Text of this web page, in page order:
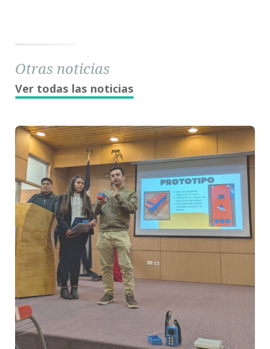
Otras noticias
Ver todas las noticias